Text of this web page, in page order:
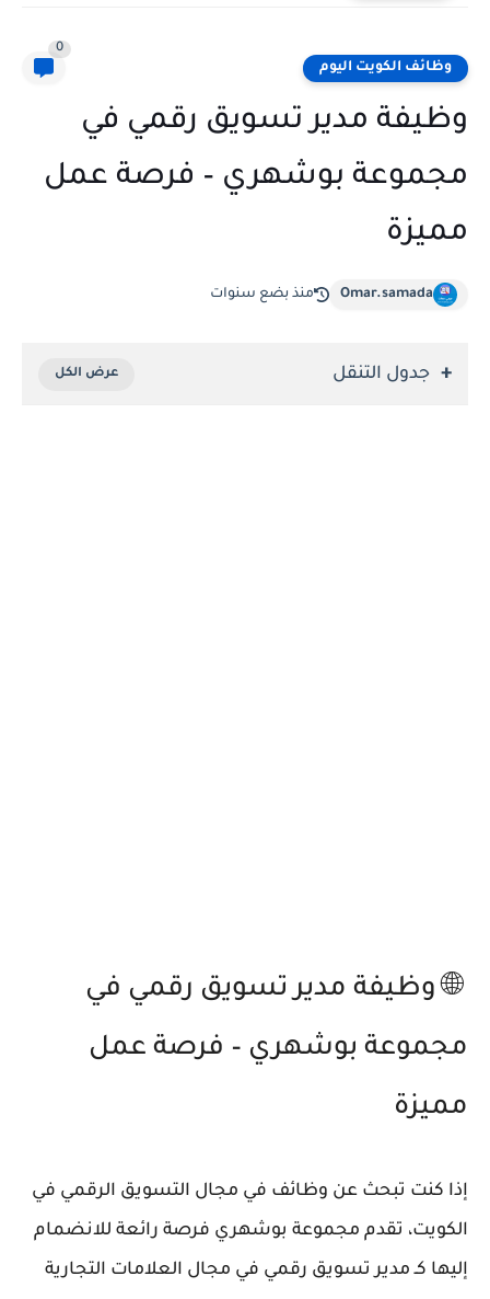
وظائف الكويت اليوم
0
وظيفة مدير تسويق رقمي في
مجموعة بوشهري – فرصة عمل
مميزة
Omar.samada منذ بضع سنوات
جدول التنقل
🌐 وظيفة مدير تسويق رقمي في
مجموعة بوشهري – فرصة عمل
مميزة
إذا كنت تبحث عن وظائف في مجال التسويق الرقمي في
الكويت، تقدم مجموعة بوشهري فرصة رائعة للانضمام
إليها كـ مدير تسويق رقمي في مجال العلامات التجارية